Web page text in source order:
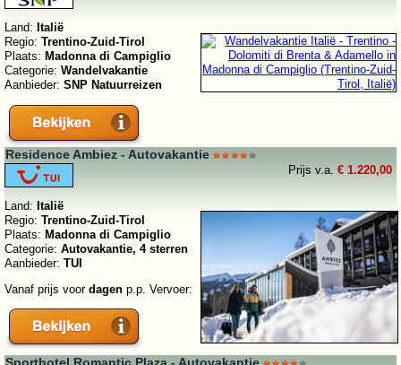
Land: Italië
Regio: Trentino-Zuid-Tirol
Plaats: Madonna di Campiglio
Categorie: Wandelvakantie
Aanbieder: SNP Natuurreizen
Residence Ambiez - Autovakantie
Prijs v.a. € 1.220,00
Land: Italië
Regio: Trentino-Zuid-Tirol
Plaats: Madonna di Campiglio
Categorie: Autovakantie, 4 sterren
Aanbieder: TUI
Vanaf prijs voor dagen p.p. Vervoer: